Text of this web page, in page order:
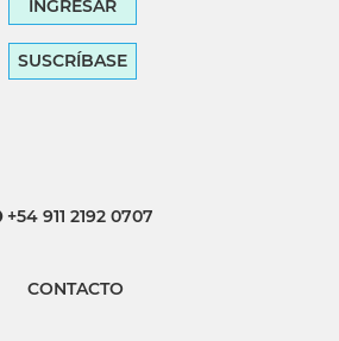
INGRESAR
SUSCRÍBASE
+54 911 2192 0707
CONTACTO